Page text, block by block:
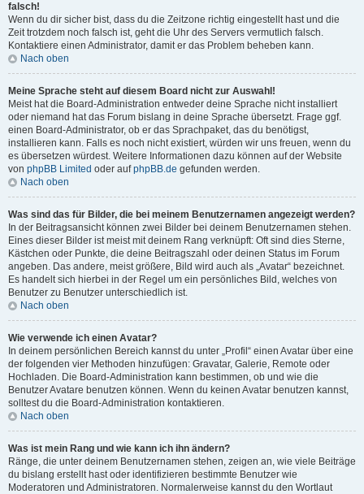
falsch!
Wenn du dir sicher bist, dass du die Zeitzone richtig eingestellt hast und die
Zeit trotzdem noch falsch ist, geht die Uhr des Servers vermutlich falsch.
Kontaktiere einen Administrator, damit er das Problem beheben kann.
Nach oben
Meine Sprache steht auf diesem Board nicht zur Auswahl!
Meist hat die Board-Administration entweder deine Sprache nicht installiert
oder niemand hat das Forum bislang in deine Sprache übersetzt. Frage ggf.
einen Board-Administrator, ob er das Sprachpaket, das du benötigst,
installieren kann. Falls es noch nicht existiert, würden wir uns freuen, wenn du
es übersetzen würdest. Weitere Informationen dazu können auf der Website
von phpBB Limited oder aufphpBB.de gefunden werden.
Nach oben
Was sind das für Bilder, die bei meinem Benutzernamen angezeigt werden?
In der Beitragsansicht können zwei Bilder bei deinem Benutzernamen stehen.
Eines dieser Bilder ist meist mit deinem Rang verknüpft: Oft sind dies Sterne,
Kästchen oder Punkte, die deine Beitragszahl oder deinen Status im Forum
angeben. Das andere, meist größere, Bild wird auch als „Avatar“ bezeichnet.
Es handelt sich hierbei in der Regel um ein persönliches Bild, welches von
Benutzer zu Benutzer unterschiedlich ist.
Nach oben
Wie verwende ich einen Avatar?
In deinem persönlichen Bereich kannst du unter „Profil“ einen Avatar über eine
der folgenden vier Methoden hinzufügen: Gravatar, Galerie, Remote oder
Hochladen. Die Board-Administration kann bestimmen, ob und wie die
Benutzer Avatare benutzen können. Wenn du keinen Avatar benutzen kannst,
solltest du die Board-Administration kontaktieren.
Nach oben
Was ist mein Rang und wie kann ich ihn ändern?
Ränge, die unter deinem Benutzernamen stehen, zeigen an, wie viele Beiträge
du bislang erstellt hast oder identifizieren bestimmte Benutzer wie
Moderatoren und Administratoren. Normalerweise kannst du den Wortlaut